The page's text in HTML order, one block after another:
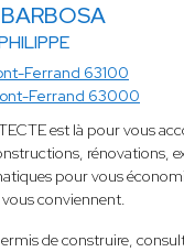
Ferrand 63100
Ferrand 63000
est là pour vous
rénovations,
pour vous
vous conviennent.
de construire,